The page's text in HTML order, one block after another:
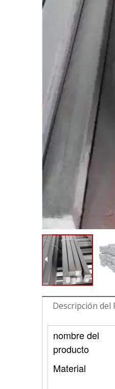
Descripción del
nombre del
producto
Material